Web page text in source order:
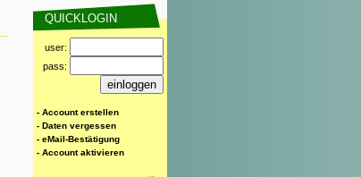
QUICKLOGIN
user:
pass:
- Account erstellen
- Daten vergessen
- eMail-Bestätigung
- Account aktivieren